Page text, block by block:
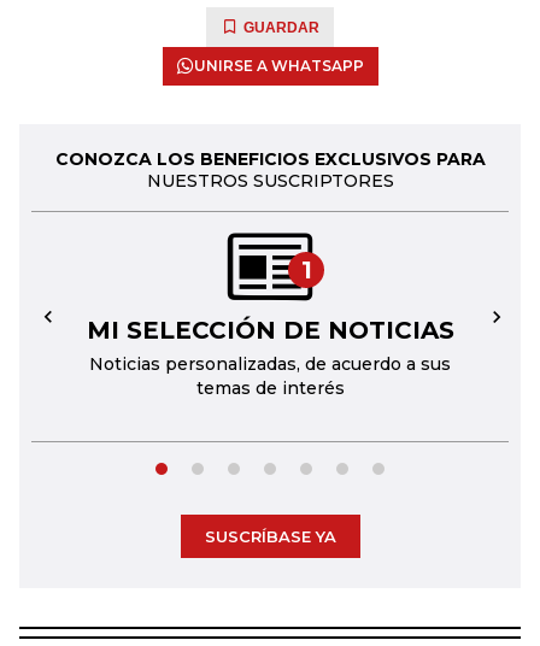
GUARDAR
UNIRSE A WHATSAPP
CONOZCA LOS BENEFICIOS EXCLUSIVOS PARA
NUESTROS SUSCRIPTORES
1
MI SELECCIÓN DE NOTICIAS
Noticias personalizadas, de acuerdo a sus
temas de interés
← →
SUSCRÍBASE YA